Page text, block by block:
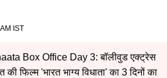
IST
Box Office Day 3: बॉलीवुड एक्ट्रेस
फिल्म 'भारत भाग्य विधाता' का 3 दिनों का